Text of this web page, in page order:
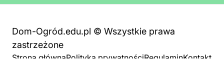
Dom-Ogród.edu.pl © Wszystkie prawa
zastrzeżone
Strona głównaPolityka prywatnościRegulaminKontakt